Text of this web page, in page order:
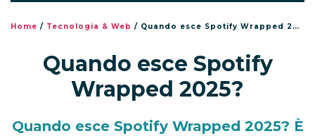
Home / Tecnologia & Web / Quando esce Spotify Wrapped 2025?
Quando esce Spotify
Wrapped 2025?
Quando esce Spotify Wrapped 2025? È